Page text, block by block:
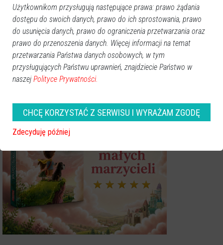
Wasze opinie
STOP HEJT. Twoje zdanie jest ważne, ale nie może ranić innych.
Zastanów się, zanim dodasz komentarz
Brak możliwości komentowania artykułu po trzech dniach od daty publikacji.
Komentarze po 7 dniach są czyszczone.
Użytkownikom przysługują następujące prawa: prawo żądania
dostępu do swoich danych, prawo do ich sprostowania, prawo
do usunięcia danych, prawo do ograniczenia przetwarzania oraz
prawo do przenoszenia danych. Więcej informacji na temat
przetwarzania Państwa danych osobowych, w tym
przysługujących Państwu uprawnień, znajdziecie Państwo w
naszej Polityce Prywatności.
CHCĘ KORZYSTAĆ Z SERWISU I WYRAŻAM ZGODĘ
Zdecyduję później